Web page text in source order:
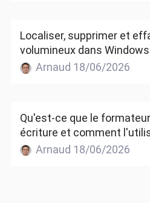
Localiser, supprimer et
volumineux dans Windows
Arnaud 18/06/2026
Qu'est-ce que le
écriture et comment
Arnaud 18/06/2026